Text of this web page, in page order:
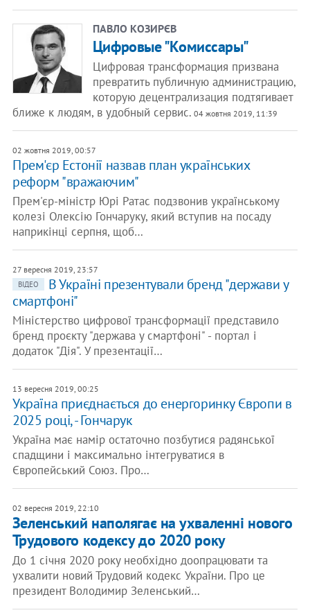
ПАВЛО КОЗИРЄВ
Цифровые "Комиссары"
Цифровая трансформация призвана
превратить публичную администрацию,
которую децентрализация подтягивает
ближе к людям, в удобный сервис. 04 жовтня 2019, 11:39
02 жовтня 2019, 00:57
Прем'єр Естонії назвав план українських
реформ "вражаючим"
Прем'єр-міністр Юрі Ратас подзвонив українському
колезі Олексію Гончаруку, який вступив на посаду
наприкінці серпня, щоб…
27 вересня 2019, 23:57
ВІДЕО
В Україні презентували бренд "держави у
смартфоні"
Міністерство цифрової трансформації представило
бренд проєкту "держава у смартфоні" - портал і
додаток "Дія". У презентації…
13 вересня 2019, 00:25
Україна приєднається до енергоринку Європи в
2025 році, - Гончарук
Україна має намір остаточно позбутися радянської
спадщини і максимально інтегруватися в
Європейський Союз. Про…
02 вересня 2019, 22:10
Зеленський наполягає на ухваленні нового
Трудового кодексу до 2020 року
До 1 січня 2020 року необхідно доопрацювати та
ухвалити новий Трудовий кодекс України. Про це
президент Володимир Зеленський…